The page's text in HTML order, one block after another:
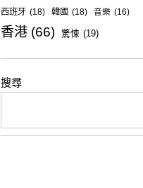
西班牙 (18) 韓國 (18) 音樂 (16)
香港 (66) 驚悚 (19)
搜尋